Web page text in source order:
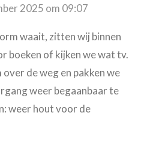
2025 om 09:07
waait, zitten wij binnen
boeken of kijken we wat tv.
de weg en pakken we
weer begaanbaar te
weer hout voor de